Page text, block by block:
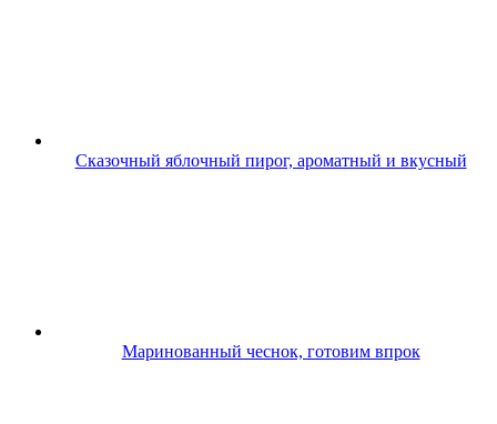
Сказочный яблочный пирог, ароматный и вкусный
Маринованный чеснок, готовим впрок